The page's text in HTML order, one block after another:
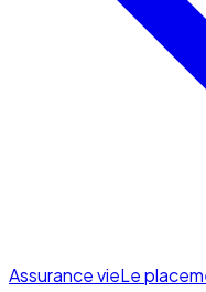
Assurance vieLe